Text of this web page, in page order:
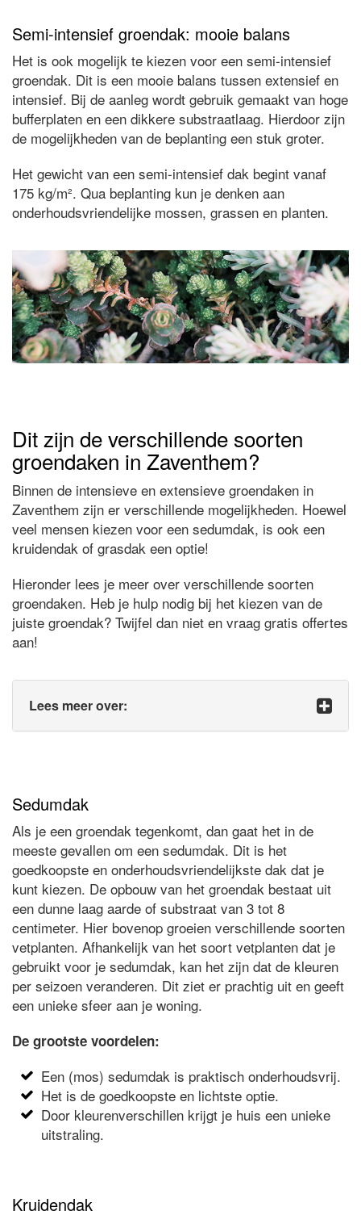
Semi-intensief groendak: mooie balans
Het is ook mogelijk te kiezen voor een semi-intensief
groendak. Dit is een mooie balans tussen extensief en
intensief. Bij de aanleg wordt gebruik gemaakt van hoge
bufferplaten en een dikkere substraatlaag. Hierdoor zijn
de mogelijkheden van de beplanting een stuk groter.
Het gewicht van een semi-intensief dak begint vanaf
175 kg/m². Qua beplanting kun je denken aan
onderhoudsvriendelijke mossen, grassen en planten.
Dit zijn de verschillende soorten
groendaken in Zaventhem?
Binnen de intensieve en extensieve groendaken in
Zaventhem zijn er verschillende mogelijkheden. Hoewel
veel mensen kiezen voor een sedumdak, is ook een
kruidendak of grasdak een optie!
Hieronder lees je meer over verschillende soorten
groendaken. Heb je hulp nodig bij het kiezen van de
juiste groendak? Twijfel dan niet en vraag gratis offertes
aan!
Lees meer over:
Sedumdak
Als je een groendak tegenkomt, dan gaat het in de
meeste gevallen om een sedumdak. Dit is het
goedkoopste en onderhoudsvriendelijkste dak dat je
kunt kiezen. De opbouw van het groendak bestaat uit
een dunne laag aarde of substraat van 3 tot 8
centimeter. Hier bovenop groeien verschillende soorten
vetplanten. Afhankelijk van het soort vetplanten dat je
gebruikt voor je sedumdak, kan het zijn dat de kleuren
per seizoen veranderen. Dit ziet er prachtig uit en geeft
een unieke sfeer aan je woning.
De grootste voordelen:
Een (mos) sedumdak is praktisch onderhoudsvrij.
Het is de goedkoopste en lichtste optie.
Door kleurenverschillen krijgt je huis een unieke
uitstraling.
Kruidendak